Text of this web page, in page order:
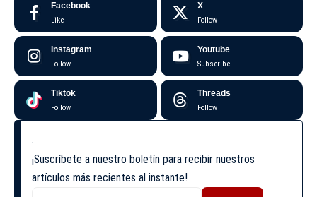
Facebook
Like
X
Follow
Instagram
Follow
Youtube
Subscribe
Tiktok
Follow
Threads
Follow
¡Suscríbete a nuestro boletín para recibir nuestros
artículos más recientes al instante!